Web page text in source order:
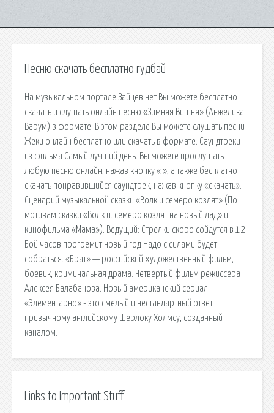
Песню скачать бесплатно гудбай
На музыкальном портале Зайцев.нет Вы можете бесплатно
скачать и слушать онлайн песню «Зимняя Вишня» (Анжелика
Варум) в формате. В этом разделе Вы можете слушать песни
Жеки онлайн бесплатно или скачать в формате. Саундтреки
из фильма Самый лучший день. Вы можете прослушать
любую песню онлайн, нажав кнопку « », а также бесплатно
скачать понравившийся саундтрек, нажав кнопку «скачать».
Сценарий музыкальной сказки «Волк и семеро козлят» (По
мотивам сказки «Волк и. семеро козлят на новый лад» и
кинофильма «Мама»). Ведущий: Стрелки скоро сойдутся в 12
Бой часов прогремит новый год Надо с силами будет
собраться. «Брат» — российский художественный фильм,
боевик, криминальная драма. Четвёртый фильм режиссёра
Алексея Балабанова. Новый американский сериал
«Элементарно» - это смелый и нестандартный ответ
привычному английскому Шерлоку Холмсу, созданный
каналом.
Links to Important Stuff